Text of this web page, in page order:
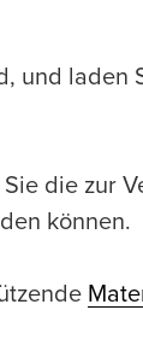
und laden
die zur
können.